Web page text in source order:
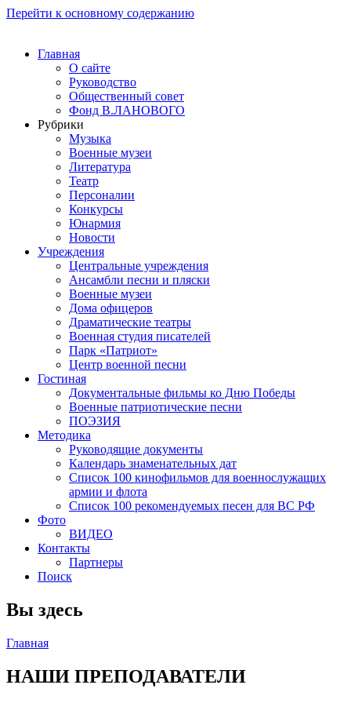
Перейти к основному содержанию
Главная
О сайте
Руководство
Общественный совет
Фонд В.ЛАНОВОГО
Рубрики
Музыка
Военные музеи
Литература
Театр
Персоналии
Конкурсы
Юнармия
Новости
Учреждения
Центральные учреждения
Ансамбли песни и пляски
Военные музеи
Дома офицеров
Драматические театры
Военная студия писателей
Парк «Патриот»
Центр военной песни
Гостиная
Документальные фильмы ко Дню Победы
Военные патриотические песни
ПОЭЗИЯ
Методика
Руководящие документы
Календарь знаменательных дат
Список 100 кинофильмов для военнослужащих
армии и флота
Список 100 рекомендуемых песен для ВС РФ
Фото
ВИДЕО
Контакты
Партнеры
Поиск
Вы здесь
Главная
НАШИ ПРЕПОДАВАТЕЛИ